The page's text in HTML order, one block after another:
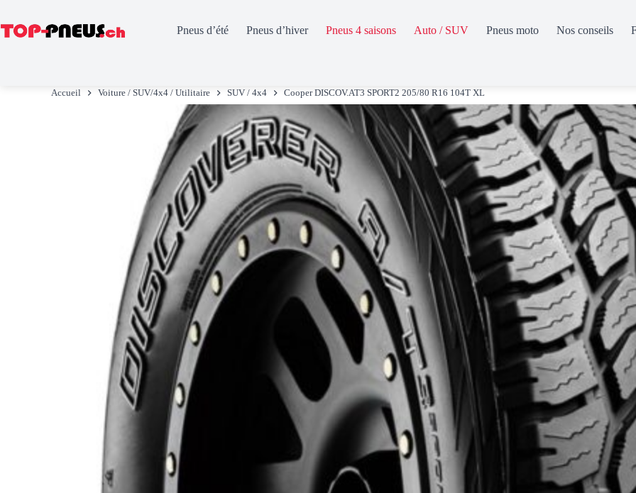
Pneus d’été Pneus d’hiver Pneus 4 saisons Auto / SUV Pneus moto Nos conseils
Accueil Voiture / SUV/4x4 / Utilitaire SUV / 4x4 Cooper DISCOV.AT3 SPORT2 205/80 R16 104T XL